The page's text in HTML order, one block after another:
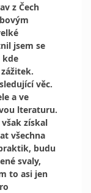
z Čech
jsem se
kde
věc.
a ve
lteraturu.
získal
všechna
budu
svaly,
to asi jen